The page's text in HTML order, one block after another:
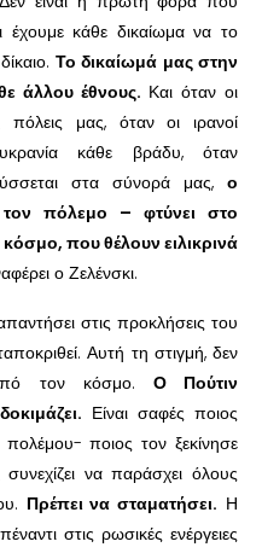
έχουμε κάθε δικαίωμα να το
Το δικαίωμά μας στην
άλλου έθνους. Και όταν οι
μας, όταν οι ιρανοί
κάθε βράδυ, όταν
στα σύνορά μας, ο
τον πόλεμο – φτύνει στο
που θέλουν ειλικρινά
ο Ζελένσκι.
στις προκλήσεις του
Αυτή τη στιγμή, δεν
τον κόσμο. Ο Πούτιν
Είναι σαφές ποιος
ποιος τον ξεκίνησε
να παράσχει όλους
Πρέπει να σταματήσει. Η
στις ρωσικές ενέργειες